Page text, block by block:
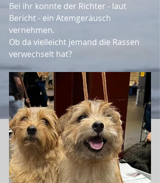
Bei ihr konnte der Richter - laut
Bericht - ein Atemgeräusch
vernehmen.
Ob da vielleicht jemand die Rassen
verwechselt hat?